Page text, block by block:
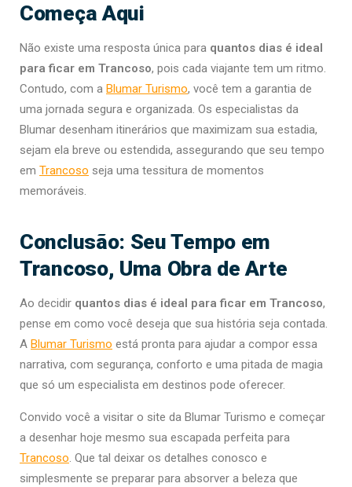
Começa Aqui
Não existe uma resposta única para quantos dias é ideal
para ficar em Trancoso, pois cada viajante tem um ritmo.
Contudo, com a Blumar Turismo, você tem a garantia de
uma jornada segura e organizada. Os especialistas da
Blumar desenham itinerários que maximizam sua estadia,
sejam ela breve ou estendida, assegurando que seu tempo
em Trancoso seja uma tessitura de momentos
memoráveis.
Conclusão: Seu Tempo em
Trancoso, Uma Obra de Arte
Ao decidir quantos dias é ideal para ficar em Trancoso,
pense em como você deseja que sua história seja contada.
A Blumar Turismo está pronta para ajudar a compor essa
narrativa, com segurança, conforto e uma pitada de magia
que só um especialista em destinos pode oferecer.
Convido você a visitar o site da Blumar Turismo e começar
a desenhar hoje mesmo sua escapada perfeita para
Trancoso. Que tal deixar os detalhes conosco e
simplesmente se preparar para absorver a beleza que